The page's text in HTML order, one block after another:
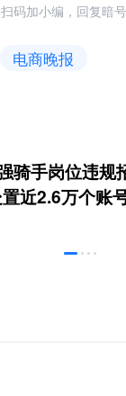
扫码加小编，回复暗
电商晚报
骑手岗位违规
近2.6万个账